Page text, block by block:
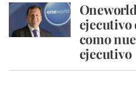
ejecutivo
como
ejecutivo